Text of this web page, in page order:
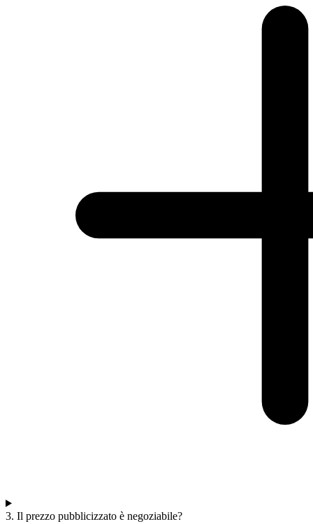
3. Il prezzo pubblicizzato è negoziabile?